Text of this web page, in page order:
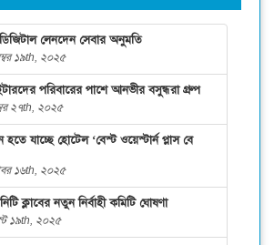
লেনদেন সেবার অনুমতি
১৯th, ২০২৫
পরিবারের পাশে আনভীর বসুন্ধরা গ্রুপ
২৭th, ২০২৫
যাচ্ছে হোটেল ‘বেস্ট ওয়েস্টার্ন প্লাস বে
১৬th, ২০২৫
ক্লাবের নতুন নির্বাহী কমিটি ঘোষণা
১৯th, ২০২৫